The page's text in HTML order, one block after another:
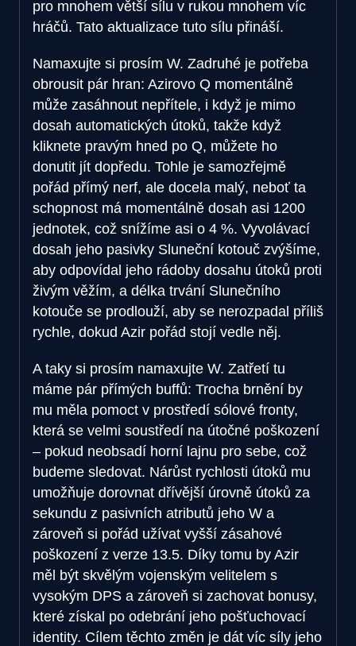
pro mnohem větší sílu v rukou mnohem víc
hráčů. Tato aktualizace tuto sílu přináší.
Namaxujte si prosím W. Zadruhé je potřeba
obrousit pár hran: Azirovo Q momentálně
může zasáhnout nepřítele, i když je mimo
dosah automatických útoků, takže když
kliknete pravým hned po Q, můžete ho
donutit jít dopředu. Tohle je samozřejmě
pořád přímý nerf, ale docela malý, neboť ta
schopnost má momentálně dosah asi 1200
jednotek, což snížíme asi o 4 %. Vyvolávací
dosah jeho pasivky Sluneční kotouč zvýšíme,
aby odpovídal jeho rádoby dosahu útoků proti
živým věžím, a délka trvání Slunečního
kotouče se prodlouží, aby se nerozpadal příliš
rychle, dokud Azir pořád stojí vedle něj.
A taky si prosím namaxujte W. Zatřetí tu
máme pár přímých buffů: Trocha brnění by
mu měla pomoct v prostředí sólové fronty,
která se velmi soustředí na útočné poškození
– pokud neobsadí horní lajnu pro sebe, což
budeme sledovat. Nárůst rychlosti útoků mu
umožňuje dorovnat dřívější úrovně útoků za
sekundu z pasivních atributů jeho W a
zároveň si pořád užívat vyšší zásahové
poškození z verze 13.5. Díky tomu by Azir
měl být skvělým vojenským velitelem s
vysokým DPS a zároveň si zachovat bonusy,
které získal po odebrání jeho pošťuchovací
identity. Cílem těchto změn je dát víc síly jeho